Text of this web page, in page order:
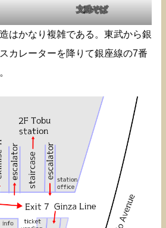
文殊そば
はかなり複雑である。東武から銀
カレーターを降りて銀座線の7番